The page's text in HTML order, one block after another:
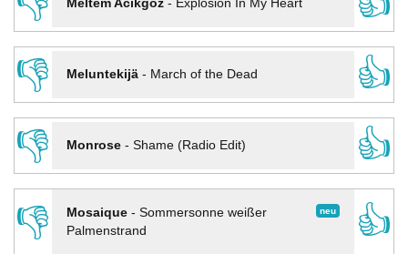
Meltem Acikgöz- Explosion In My Heart
👎
Meluntekijä- March of the Dead
👍
👎
Monrose- Shame (Radio Edit)
👍
👎
neu
Mosaique- Sommersonne weißer
Palmenstrand
👍